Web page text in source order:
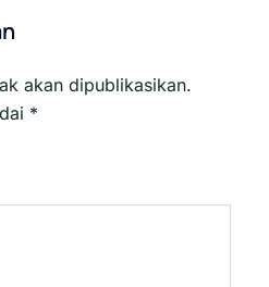
akan dipublikasikan.
*